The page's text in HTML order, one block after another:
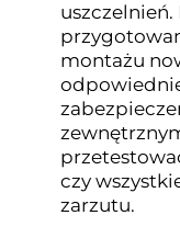
montażu
czy
zarzutu.